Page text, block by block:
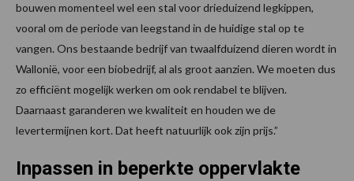
bouwen momenteel wel een stal voor drieduizend legkippen,
vooral om de periode van leegstand in de huidige stal op te
vangen. Ons bestaande bedrijf van twaalfduizend dieren wordt in
Wallonië, voor een biobedrijf, al als groot aanzien. We moeten dus
zo efficiënt mogelijk werken om ook rendabel te blijven.
Daarnaast garanderen we kwaliteit en houden we de
levertermijnen kort. Dat heeft natuurlijk ook zijn prijs.”
Inpassen in beperkte oppervlakte